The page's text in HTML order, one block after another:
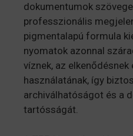
dokumentumok
professzionális
pigmentalapú formula
nyomatok azonnal
víznek, az
használatának, így
archiválhatóságot és a
tartósságát.